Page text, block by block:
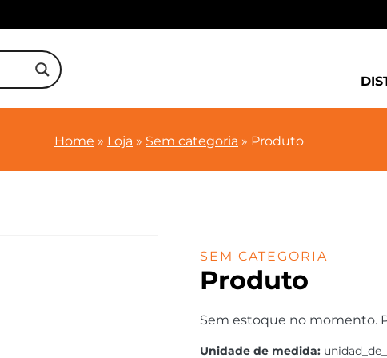
Home » Loja » Sem categoria » Produto
SEM CATEGORIA
Produto
Sem estoque no momento.
Unidade de medida: